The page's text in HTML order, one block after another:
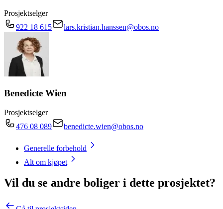
Prosjektselger
922 18 615
lars.kristian.hanssen@obos.no
Benedicte Wien
Prosjektselger
476 08 089
benedicte.wien@obos.no
Generelle forbehold
Alt om kjøpet
Vil du se andre boliger i dette prosjektet?